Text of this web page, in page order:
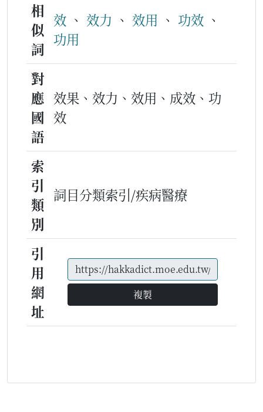
相
似
詞
效 、 效力 、 效用 、 功效 、
功用
對
應
國
語
效果、效力、效用、成效、功
效
索
引
類
別
詞目分類索引/疾病醫療
引
用
網
址
複製